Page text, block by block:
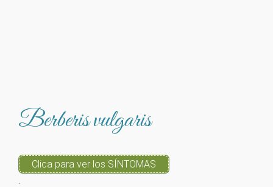
Berberis vulgaris
Clica para ver los SÍNTOMAS
.